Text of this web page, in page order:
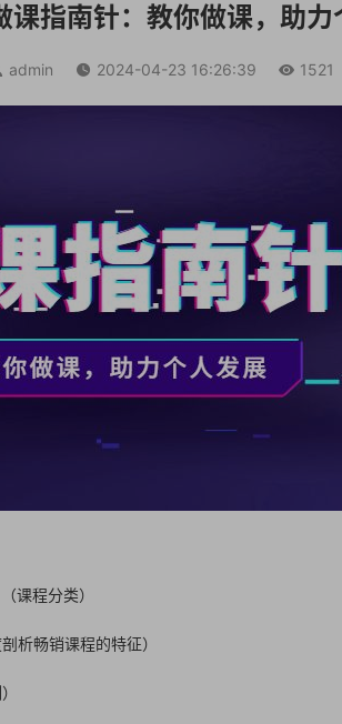
课指南针：教你做课，助力
admin  2024-04-23 16:26:39  1521
课程分类）
析畅销课程的特征）